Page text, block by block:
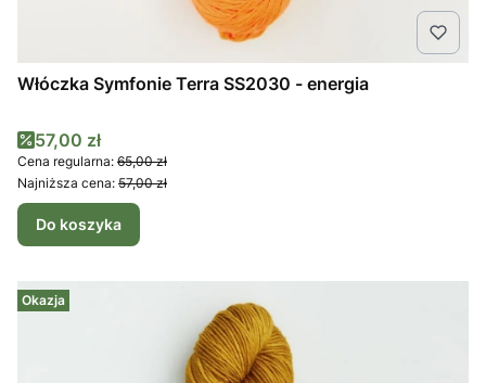
Włóczka Symfonie Terra SS2030 - energia
Cena promocyjna
57,00 zł
Cena regularna: 65,00 zł
Najniższa cena: 57,00 zł
Do koszyka
Okazja